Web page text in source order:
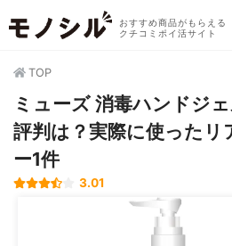
おすすめ商品がもらえる
クチコミポイ活サイト
TOP
ミューズ 消毒ハンドジ
評判は？実際に使ったリ
ー1件
3.01